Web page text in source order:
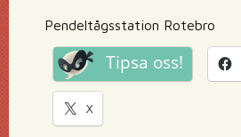
Pendeltågsstation Rotebro
Tipsa oss!
X